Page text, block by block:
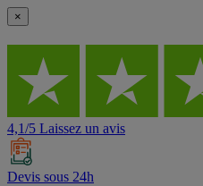
×
4,1/5 Laissez un avis
Devis sous 24h